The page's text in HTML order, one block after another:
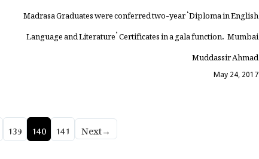
Madrasa Graduates were conferred two-year ‘Diploma in English
Language and Literature’ Certificates in a gala function. Mumbai
Muddassir Ahmad
May 24, 2017
139 140 141 Next→